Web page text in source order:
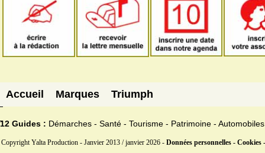
Accueil Marques Triumph
12 Guides : Démarches - Santé - Tourisme - Patrimoine - Automobiles
Copyright Yalta Production - Janvier 2013 / janvier 2026 - Données personnelles - Cookies